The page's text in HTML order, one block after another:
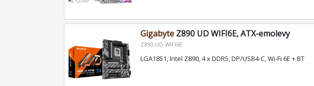
GigabyteZ890 UD WIFI6E, ATX-emolevy
Z890-UD-WIFI6E
LGA1851, Intel Z890, 4 x DDR5, DP/USB4-C, Wi-Fi 6E + BT